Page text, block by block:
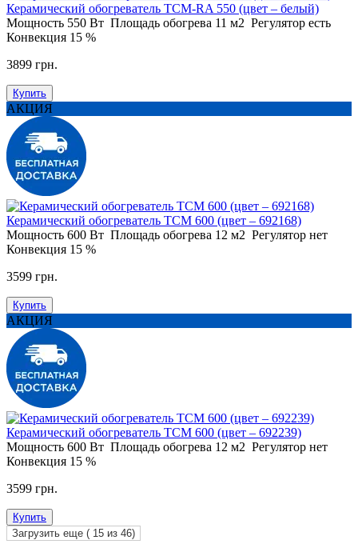
Керамический обогреватель ТСМ-RA 550 (цвет – белый)
Мощность 550 Вт Площадь обогрева 11 м2 Регулятор есть
Конвекция 15 %
3899 грн.
Купить
АКЦИЯ
Керамический обогреватель ТСМ 600 (цвет – 692168)
Мощность 600 Вт Площадь обогрева 12 м2 Регулятор нет
Конвекция 15 %
3599 грн.
Купить
АКЦИЯ
Керамический обогреватель ТСМ 600 (цвет – 692239)
Мощность 600 Вт Площадь обогрева 12 м2 Регулятор нет
Конвекция 15 %
3599 грн.
Купить
Загрузить еще ( 15 из 46)